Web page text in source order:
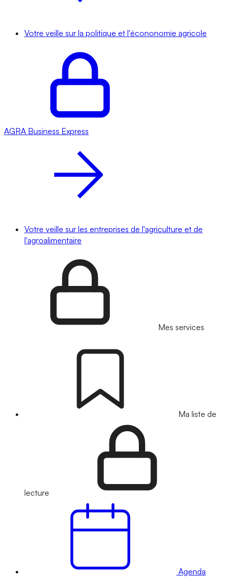
Votre veille sur la politique et l'écononomie agricole
AGRA Business Express
Votre veille sur les entreprises de l'agriculture et de
l'agroalimentaire
Mes services
Ma liste de
lecture
Agenda